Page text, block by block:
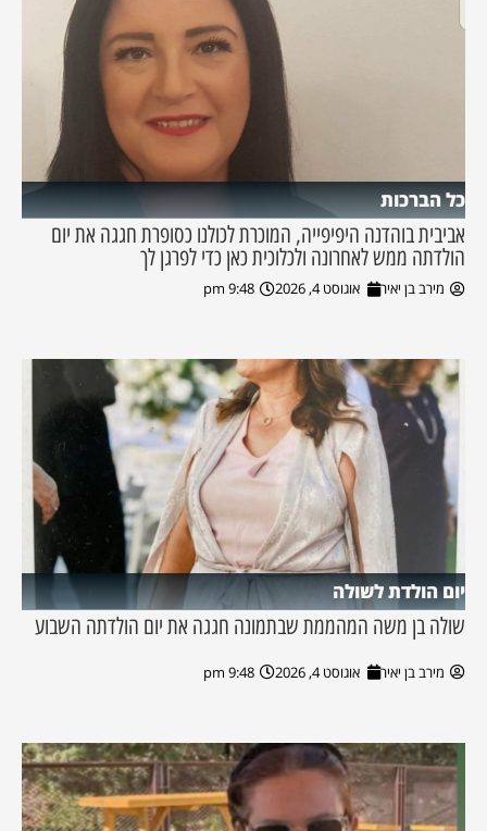
כל הברכות
אביבית בוהדנה היפיפייה, המוכרת לכולנו כסופרת חגגה את יום
הולדתה ממש לאחרונה ולכלוכית כאן כדי לפרגן לך
מירב בן יאיר אוגוסט 4, 2026 9:48 pm
יום הולדת לשולה
שולה בן משה המהממת שבתמונה חגגה את יום הולדתה השבוע
מירב בן יאיר אוגוסט 4, 2026 9:48 pm